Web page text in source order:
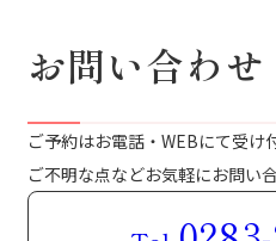
お問い合わせ
ご予約はお電話・WEBにて受け
ご不明な点などお気軽にお問い